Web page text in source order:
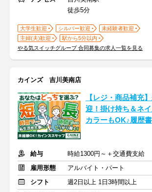
徒歩5分
大学生歓迎 シルバー歓迎
未経験者歓迎
主婦(夫)歓迎
駅から5分以内
やる気スイッチグループ 合同募集の求人一覧を見る
カインズ 吉川美南店
【レジ・商品補充
迎！掛け持ち＆ネ
カラーもOK♪履歴
給与
時給1300円～＋交通費支給
雇用形態
アルバイト・パート
シフト
週2日以上 1日3時間以上